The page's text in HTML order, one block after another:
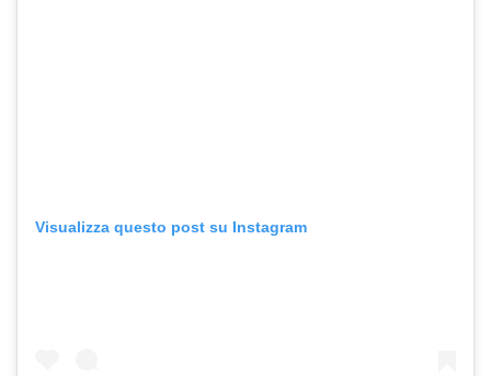
Visualizza questo post su Instagram